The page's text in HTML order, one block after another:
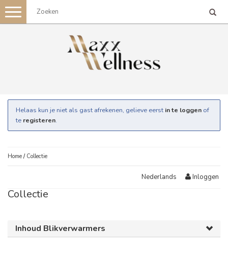
Toggle
navigation
Helaas kun je niet als gast afrekenen, gelieve eerst in te loggen of
te registeren.
Home / Collectie
Nederlands Inloggen
Collectie
Inhoud Blikverwarmers